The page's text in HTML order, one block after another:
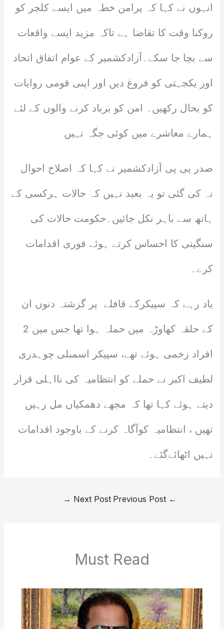
انہوں نے کہا کہ پرامن خطہ میں ایسے کلچر کو
روکنا وقت کا تقاضا ہے تاکہ مزید ایسے واقعات
سے بچا جا سکے۔آزادکشمیر کے عوام اتفاق اتحاد
اور یکجہتی کو فروغ دیں اور اپنی قومی روایات
کو بحال رکھیں۔ امن کو برباد کرنے والوں کے لئے
ہمارے معاشرے میں کوئی جگہ نہیں
صدر پی پی آزادکشمیر نے کہا کہ اصلاح احوال
نہ کی گئی تو یہ بعید نہیں کہ حالات ہرکسی کے
ہاتھ سے باہر نکل جائیں۔حکومت حالات کی
سنگینی کا احساس کرتے ہوئے فوری اقدامات
کرے۔
یاد رہے کہ سپیکرکے قافلے پر گزشتہ دنوں ان
کے حلقہ کھاوڑہ میں حملہ ہوا تھا جس میں 2
افراد زخمی ہوئے تھے، سپیکر اسمبلی چوہدری
لطیف اکبر نے حملے کو انتظامیہ کی نااہلی قرار
دیتے ہوئے کہا تھا کہ مجھے دھمکیاں مل رہیں
تھیں ، انتظامیہ کوآگاہ کرنے کے باوجود اقدامات
نہیں اٹھائےگئے۔
←
Next Post
→
Must Read